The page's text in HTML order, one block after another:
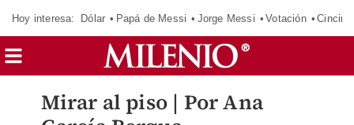
Hoy interesa: Dólar Papá de Messi Jorge Messi Votación
Mirar al piso | Por Ana